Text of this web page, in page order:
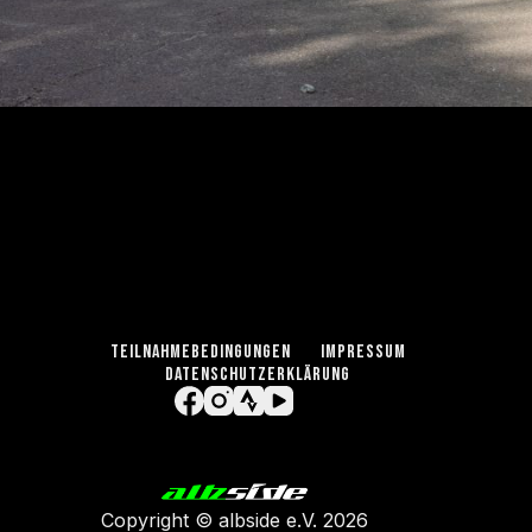
TEILNAHMEBEDINGUNGEN
IMPRESSUM
DATENSCHUTZERKLÄRUNG
Copyright © albside e.V. 2026